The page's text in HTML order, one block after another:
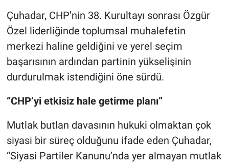
Çuhadar, CHP’nin 38. Kurultayı sonrası Özgür
Özel liderliğinde toplumsal muhalefetin
merkezi haline geldiğini ve yerel seçim
başarısının ardından partinin yükselişinin
durdurulmak istendiğini öne sürdü.
“CHP’yi etkisiz hale getirme planı”
Mutlak butlan davasının hukuki olmaktan çok
siyasi bir süreç olduğunu ifade eden Çuhadar,
“Siyasi Partiler Kanunu’nda yer almayan mutlak